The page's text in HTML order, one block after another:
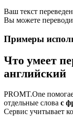
Ваш текст
Вы можете
Примеры
Что умеет
английский
PROMT.One
отдельные слова с
Сервис учитывает